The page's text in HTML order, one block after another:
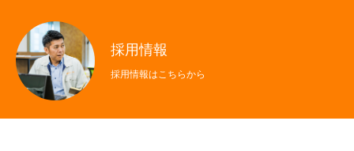
採用情報
採用情報はこちらから